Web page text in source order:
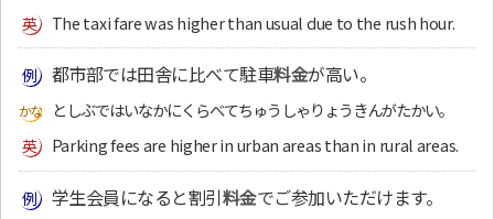
The taxi fare was higher than usual due to the rush hour.
都市部では田舎に比べて駐車料金が高い。
としぶではいなかにくらべてちゅうしゃりょうきんがたかい。
Parking fees are higher in urban areas than in rural areas.
学生会員になると割引料金でご参加いただけます。